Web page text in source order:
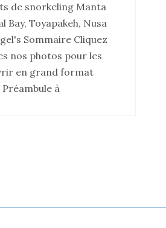
de snorkeling Manta
Bay, Toyapakeh, Nusa
Sommaire Cliquez
nos photos pour les
en grand format
Préambule à